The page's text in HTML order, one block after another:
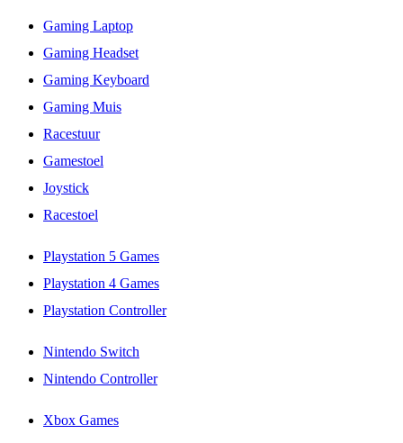
Gaming Laptop
Gaming Headset
Gaming Keyboard
Gaming Muis
Racestuur
Gamestoel
Joystick
Racestoel
Playstation 5 Games
Playstation 4 Games
Playstation Controller
Nintendo Switch
Nintendo Controller
Xbox Games